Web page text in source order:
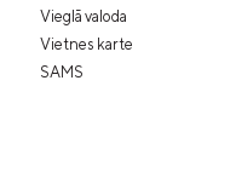
Vieglā valoda
Vietnes karte
SAMS